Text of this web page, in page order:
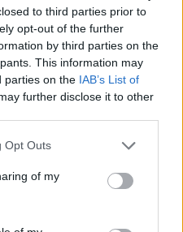
to third parties prior to
opt-out of the further
by third parties on the
This information may
parties on the IAB’s List of
further disclose it to other
Opt Outs
of my
nokļūt pie mazajiem